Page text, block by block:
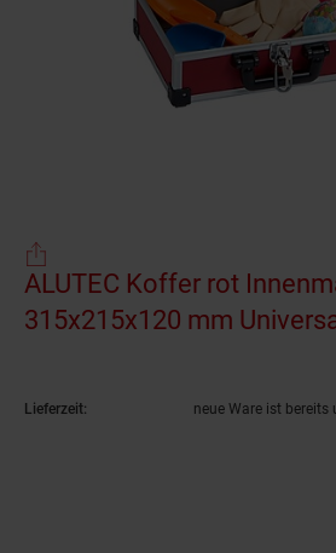
ALUTEC Koffer rot
315x215x120 mm
Lieferzeit: neue Ware ist bereits